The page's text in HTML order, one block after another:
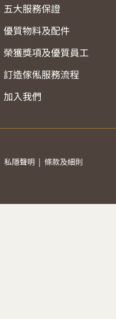
五大服務保證
優質物料及配件
榮獲獎項及優質員工
訂造傢俬服務流程
加入我們
私隱聲明 | 條款及細則